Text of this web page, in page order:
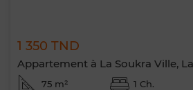
1 350 TND
Appartement à La Soukra Ville,
75 m² 1 Ch.